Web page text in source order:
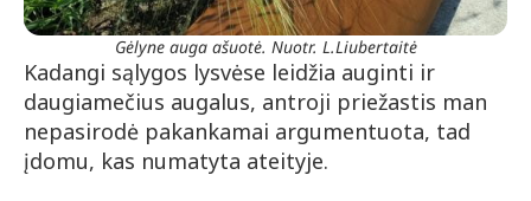
Gėlyne auga ašuotė. Nuotr. L.Liubertaitė
Kadangi sąlygos lysvėse leidžia auginti ir
daugiamečius augalus, antroji priežastis man
nepasirodė pakankamai argumentuota, tad
įdomu, kas numatyta ateityje.